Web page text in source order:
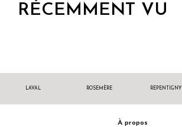
RÉCEMMENT VU
LAVAL ROSEMÈRE REPENTIGNY
À propos